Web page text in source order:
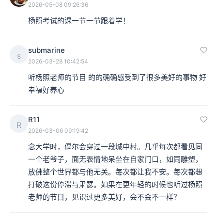
2026-05-08 09:26:36
杨照考试的课一节一节跟着学！
s
submarine
2026-03-28 10:42:54
听杨照老师的节目 的的确确感受到了很多美好的事物 好
幸福好养心
R
R11
2026-03-06 09:19:42
念大学时，偶尔会穿过一段城中村。几乎每次都看见同
一个老爷子，面无表情地呆坐在自家门口，如同雕塑，
放佛整个世界都与他无关。每次都让我不安。每次都想
打破这份停滞与肃瑟。如果在更年轻的时候也听过杨照
老师的节目，见识过更多美好，会不会不一样？